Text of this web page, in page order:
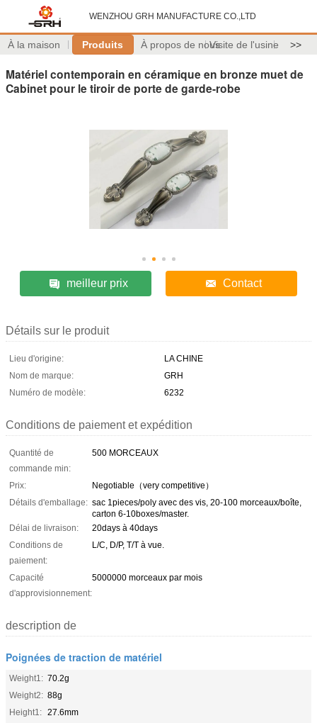
WENZHOU GRH MANUFACTURE CO.,LTD
À la maison Produits À propos de nousVisite de l'usine >>
Matériel contemporain en céramique en bronze muet de
Cabinet pour le tiroir de porte de garde-robe
meilleur prix Contact
Détails sur le produit
Lieu d'origine:
LA CHINE
Nom de marque:
GRH
Numéro de modèle:
6232
Conditions de paiement et expédition
Quantité de
commande min:
500 MORCEAUX
Prix:
Negotiable（very competitive）
Détails d'emballage: sac 1pieces/poly avec des vis, 20-100 morceaux/boîte,
carton 6-10boxes/master.
Délai de livraison:
20days à 40days
Conditions de
paiement:
L/C, D/P, T/T à vue.
Capacité
d'approvisionnement:
5000000 morceaux par mois
description de
Poignées de traction de matériel
Weight1: 70.2g
Weight2: 88g
Height1: 27.6mm